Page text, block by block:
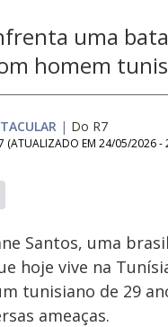
uma
homem
| Do R7
(ATUALIZADO EM 24/05/2026 -
Santos, uma
hoje vive na
tunisiano de 29
ameaças.